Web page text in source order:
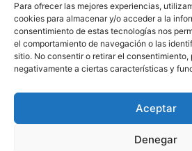
Para ofrecer las mejores experiencias,
cookies para almacenar y/o acceder a la
consentimiento de estas tecnologías nos
el comportamiento de navegación o las
sitio. No consentir o retirar el consentimiento,
negativamente a ciertas características y
Aceptar
Denegar
© 2026
Política